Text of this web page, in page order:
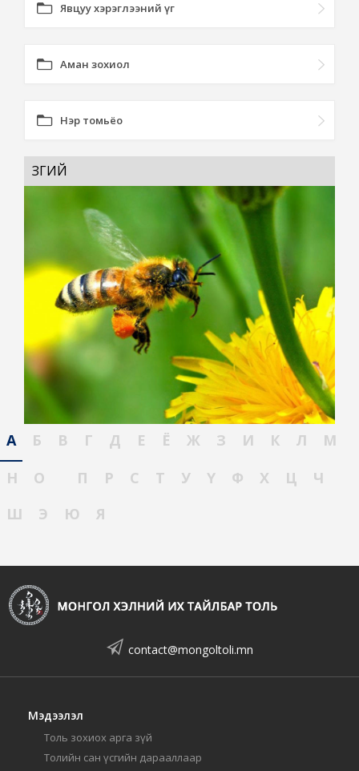
Явцуу хэрэглээний үг
Аман зохиол
Нэр томьёо
ЗӨГИЙ
А Б В Г Д Е Ё Ж З И К Л
М
Н
О П Р С Т У Ү Ф Х Ц
Ч
Ш
Э Ю Я
contact@mongoltoli.mn
Мэдээлэл
Толь зохиох арга зүй
Толийн сан үсгийн дарааллаар